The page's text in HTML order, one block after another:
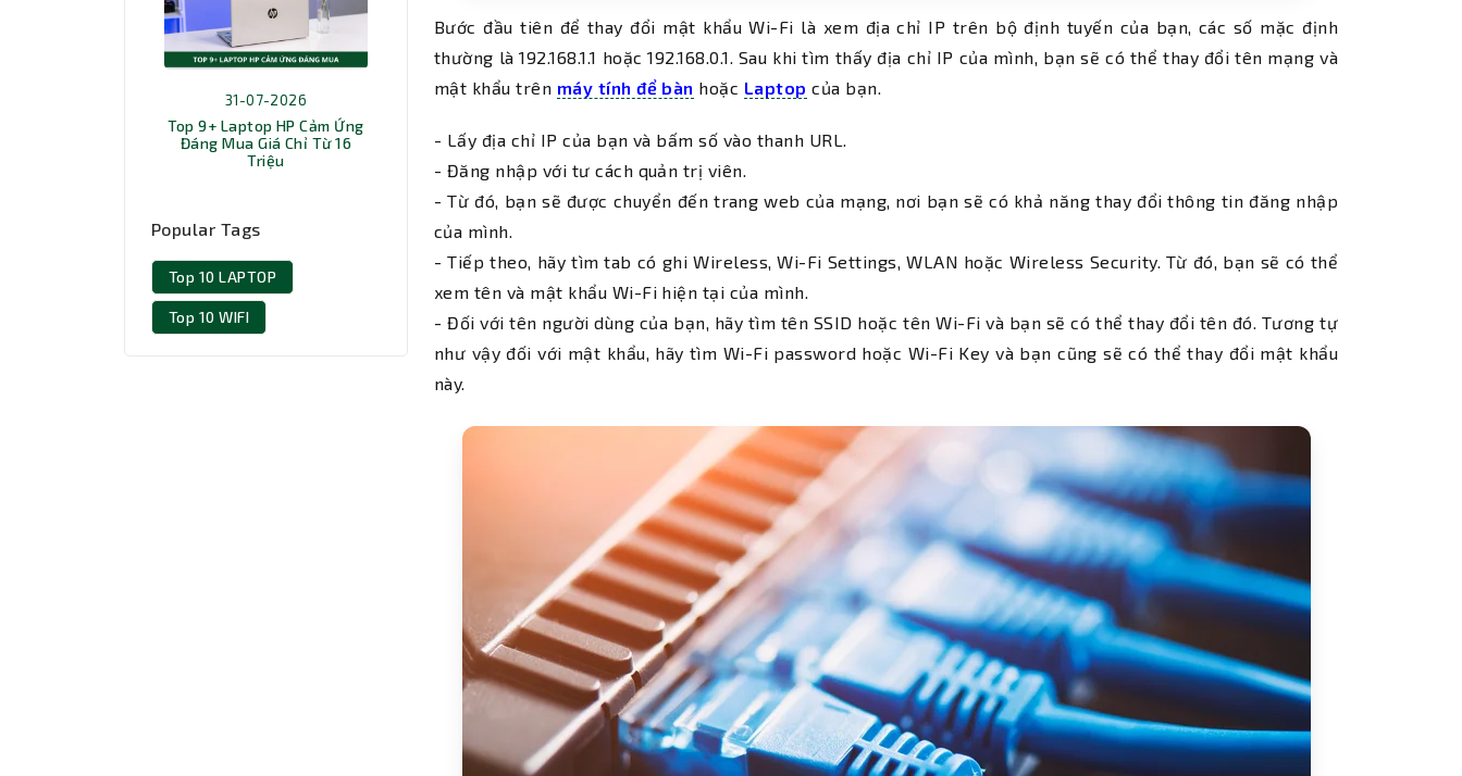
31-07-2026
Top 9+ Laptop HP Cảm Ứng
Đáng Mua Giá Chỉ Từ 16
Triệu
Popular Tags
Top 10 LAPTOP
Top 10 WIFI
Bước đầu tiên để thay đổi mật khẩu Wi-Fi là xem địa chỉ IP trên bộ định tuyến của bạn, các số mặc định
thường là 192.168.1.1 hoặc 192.168.0.1. Sau khi tìm thấy địa chỉ IP của mình, bạn sẽ có thể thay đổi tên mạng và
mật khẩu trên máy tính để bàn hoặc Laptop của bạn.
- Lấy địa chỉ IP của bạn và bấm số vào thanh URL.
- Đăng nhập với tư cách quản trị viên.
- Từ đó, bạn sẽ được chuyển đến trang web của mạng, nơi bạn sẽ có khả năng thay đổi thông tin đăng nhập
của mình.
- Tiếp theo, hãy tìm tab có ghi Wireless, Wi-Fi Settings, WLAN hoặc Wireless Security. Từ đó, bạn sẽ có thể
xem tên và mật khẩu Wi-Fi hiện tại của mình.
- Đối với tên người dùng của bạn, hãy tìm tên SSID hoặc tên Wi-Fi và bạn sẽ có thể thay đổi tên đó. Tương tự
như vậy đối với mật khẩu, hãy tìm Wi-Fi password hoặc Wi-Fi Key và bạn cũng sẽ có thể thay đổi mật khẩu
này.